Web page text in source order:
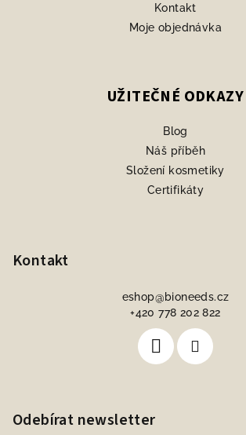
Kontakt
Moje objednávka
UŽITEČNÉ ODKAZY
Blog
Náš příběh
Složení kosmetiky
Certifikáty
Kontakt
eshop@bioneeds.cz
+420 778 202 822
Odebírat newsletter